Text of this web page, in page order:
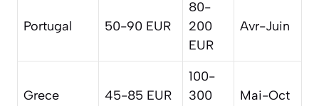
Portugal 50-90 EUR
80-
200
EUR
Avr-Juin
Grece 45-85 EUR
100-
300
Mai-Oct